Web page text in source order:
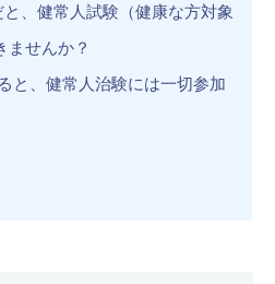
、健常人試験（健康な方対象
ませんか？
と、健常人治験には一切参加